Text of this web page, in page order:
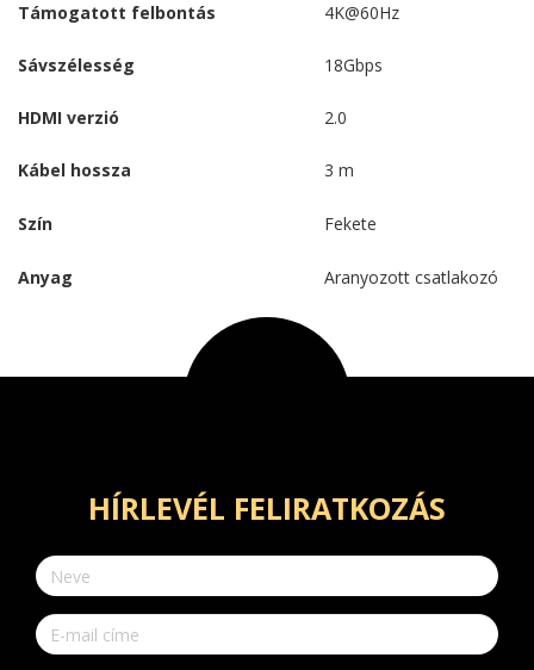
Támogatott felbontás 4K@60Hz
Sávszélesség 18Gbps
HDMI verzió 2.0
Kábel hossza 3 m
Szín Fekete
Anyag Aranyozott csatlakozó
HÍRLEVÉL FELIRATKOZÁS